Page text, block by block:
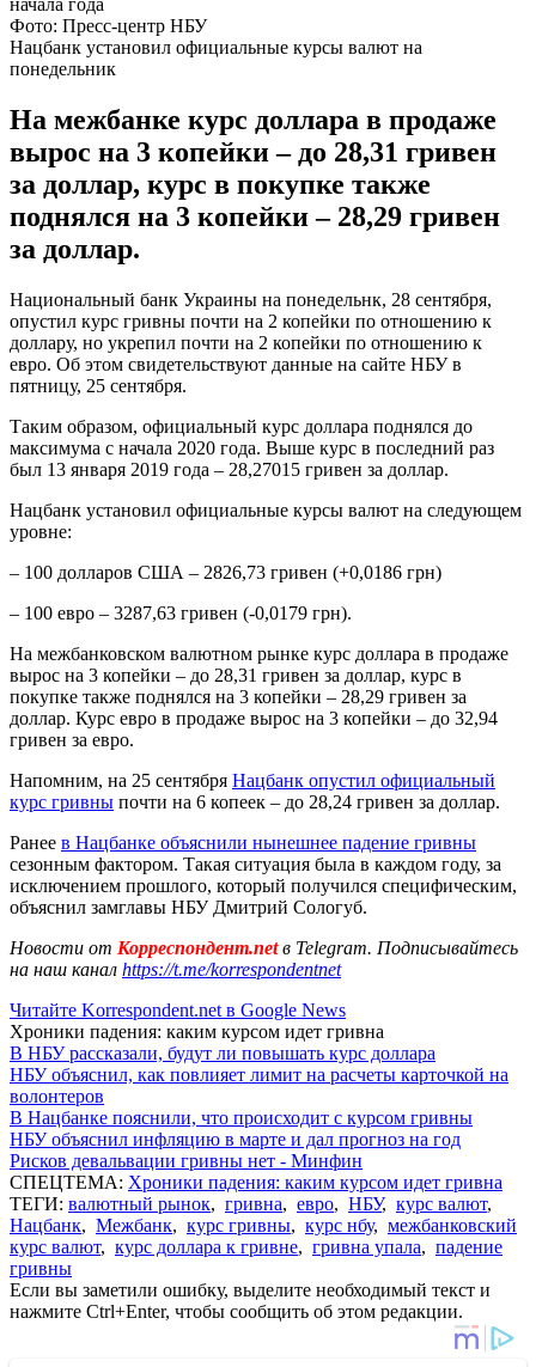
Фото: Пресс-центр НБУ
Нацбанк установил официальные курсы валют на
понедельник
На межбанке курс доллара в продаже
вырос на 3 копейки – до 28,31 гривен
за доллар, курс в покупке также
поднялся на 3 копейки – 28,29 гривен
за доллар.
Национальный банк Украины на понедельнк, 28 сентября,
опустил курс гривны почти на 2 копейки по отношению к
доллару, но укрепил почти на 2 копейки по отношению к
евро. Об этом свидетельствуют данные на сайте НБУ в
пятницу, 25 сентября.
Таким образом, официальный курс доллара поднялся до
максимума с начала 2020 года. Выше курс в последний раз
был 13 января 2019 года – 28,27015 гривен за доллар.
Нацбанк установил официальные курсы валют на следующем
уровне:
– 100 долларов США – 2826,73 гривен (+0,0186 грн)
– 100 евро – 3287,63 гривен (-0,0179 грн).
На межбанковском валютном рынке курс доллара в продаже
вырос на 3 копейки – до 28,31 гривен за доллар, курс в
покупке также поднялся на 3 копейки – 28,29 гривен за
доллар. Курс евро в продаже вырос на 3 копейки – до 32,94
гривен за евро.
Напомним, на 25 сентября Нацбанк опустил официальный
курс гривны почти на 6 копеек – до 28,24 гривен за доллар.
Ранее в Нацбанке объяснили нынешнее падение гривны
сезонным фактором. Такая ситуация была в каждом году, за
исключением прошлого, который получился специфическим,
объяснил замглавы НБУ Дмитрий Сологуб.
Новости от Корреспондент.netв Telegram. Подписывайтесь
на наш канал https://t.me/korrespondentnet
Читайте Korrespondent.net в Google News
Хроники падения: каким курсом идет гривна
В НБУ рассказали, будут ли повышать курс доллара
НБУ объяснил, как повлияет лимит на расчеты карточкой на
волонтеров
В Нацбанке пояснили, что происходит с курсом гривны
НБУ объяснил инфляцию в марте и дал прогноз на год
Рисков девальвации гривны нет - Минфин
СПЕЦТЕМА: Хроники падения: каким курсом идет гривна
ТЕГИ: валютный рынок, гривна, евро, НБУ, курс валют,
Нацбанк, Межбанк, курс гривны, курс нбу, межбанковский
курс валют, курс доллара к гривне, гривна упала, падение
гривны
Если вы заметили ошибку, выделите необходимый текст и
нажмите Ctrl+Enter, чтобы сообщить об этом редакции.